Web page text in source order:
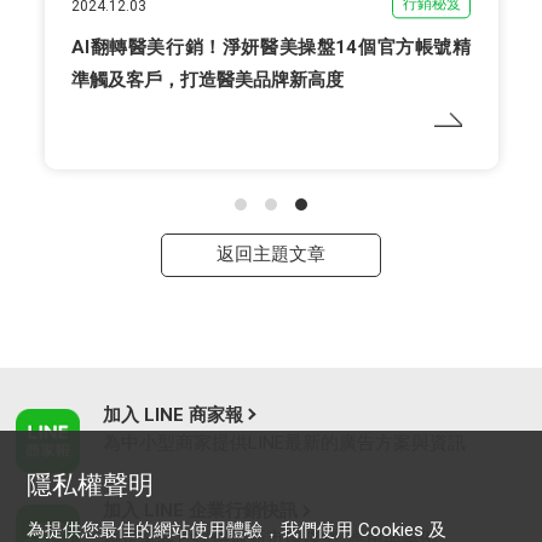
2024.12.03 行銷秘笈
AI翻轉醫美行銷！淨妍醫美操盤14個官方帳號精
準觸及客戶，打造醫美品牌新高度
返回主題文章
加入 LINE 商家報
隱私權聲明
為提供您最佳的網站使用體驗，我們使用 Cookies 及